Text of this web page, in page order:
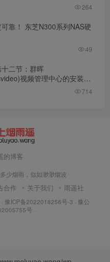
264
靠！ 东芝N300系列NAS硬
49
二节：群晖
视频管理中心的安装和
714
的博客
少烟雨，似如渺渺烟波
合作 关于我们 雨遥社
· 豫ICP备2022018256号-3 · 豫公
号 ·